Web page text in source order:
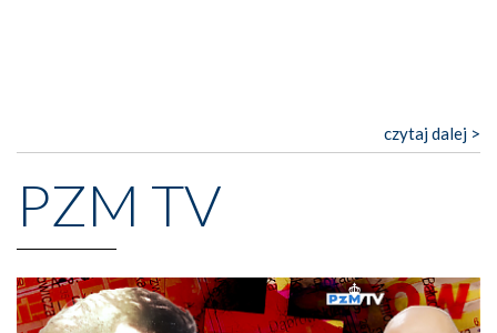
czytaj dalej >
PZM TV